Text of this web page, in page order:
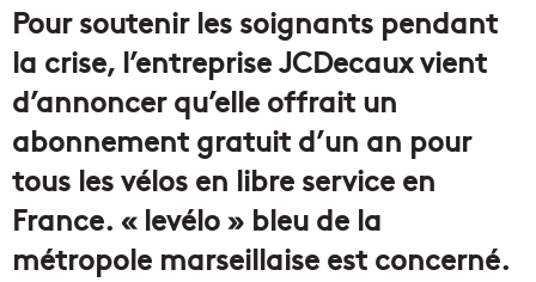
Pour soutenir les soignants pendant
la crise, l’entreprise JCDecaux vient
d’annoncer qu’elle offrait un
abonnement gratuit d’un an pour
tous les vélos en libre service en
France. « levélo » bleu de la
métropole marseillaise est concerné.